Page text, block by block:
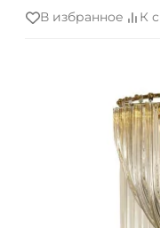
В избранное К